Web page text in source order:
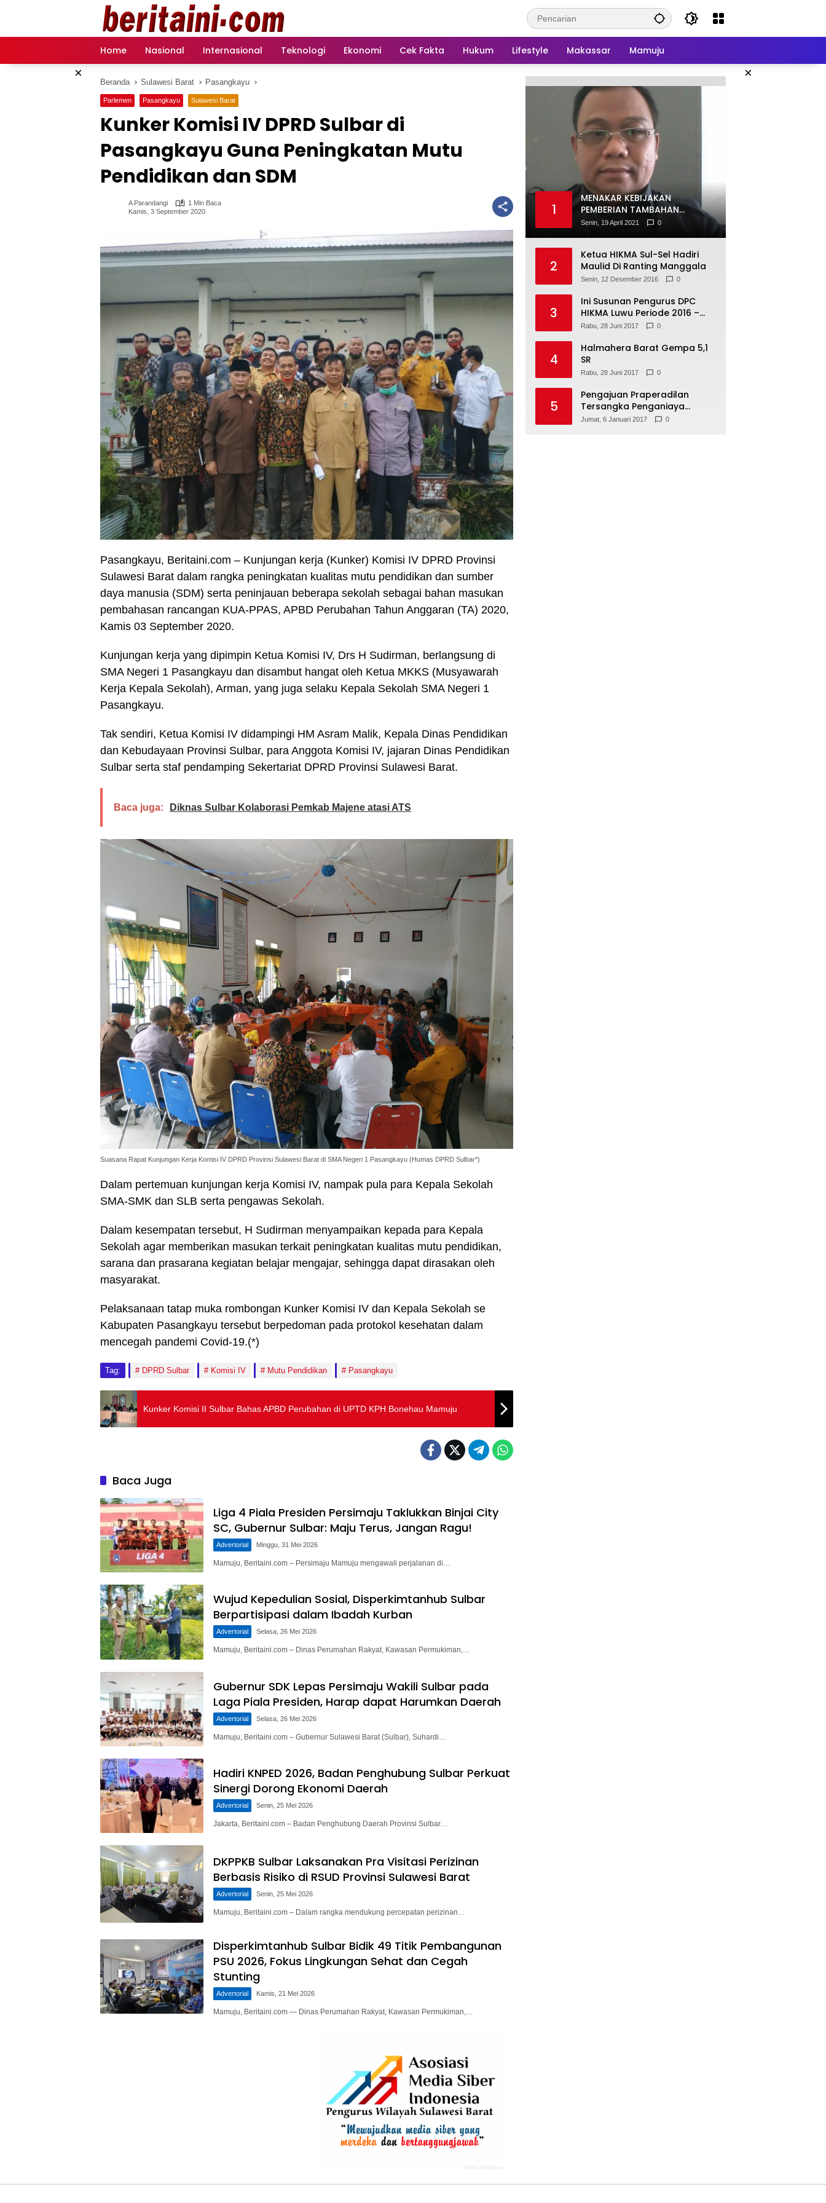
Home Nasional Internasional Teknologi Ekonomi Cek Fakta Hukum Lifestyle Makassar Mamuju
× ×
Beranda Sulawesi Barat Pasangkayu
Parlemen Pasangkayu Sulawesi Barat
Kunker Komisi IV DPRD Sulbar di
Pasangkayu Guna Peningkatan Mutu
Pendidikan dan SDM
A Parandangi
1 Min Baca
Kamis, 3 September 2020
Pasangkayu, Beritaini.com – Kunjungan kerja (Kunker) Komisi IV DPRD Provinsi
Sulawesi Barat dalam rangka peningkatan kualitas mutu pendidikan dan sumber
daya manusia (SDM) serta peninjauan beberapa sekolah sebagai bahan masukan
pembahasan rancangan KUA-PPAS, APBD Perubahan Tahun Anggaran (TA) 2020,
Kamis 03 September 2020.
Kunjungan kerja yang dipimpin Ketua Komisi IV, Drs H Sudirman, berlangsung di
SMA Negeri 1 Pasangkayu dan disambut hangat oleh Ketua MKKS (Musyawarah
Kerja Kepala Sekolah), Arman, yang juga selaku Kepala Sekolah SMA Negeri 1
Pasangkayu.
Tak sendiri, Ketua Komisi IV didampingi HM Asram Malik, Kepala Dinas Pendidikan
dan Kebudayaan Provinsi Sulbar, para Anggota Komisi IV, jajaran Dinas Pendidikan
Sulbar serta staf pendamping Sekertariat DPRD Provinsi Sulawesi Barat.
Baca juga: Diknas Sulbar Kolaborasi Pemkab Majene atasi ATS
Suasana Rapat Kunjungan Kerja Komisi IV DPRD Provinsi Sulawesi Barat di SMA Negeri 1 Pasangkayu (Humas DPRD Sulbar*)
Dalam pertemuan kunjungan kerja Komisi IV, nampak pula para Kepala Sekolah
SMA-SMK dan SLB serta pengawas Sekolah.
Dalam kesempatan tersebut, H Sudirman menyampaikan kepada para Kepala
Sekolah agar memberikan masukan terkait peningkatan kualitas mutu pendidikan,
sarana dan prasarana kegiatan belajar mengajar, sehingga dapat dirasakan oleh
masyarakat.
Pelaksanaan tatap muka rombongan Kunker Komisi IV dan Kepala Sekolah se
Kabupaten Pasangkayu tersebut berpedoman pada protokol kesehatan dalam
mencegah pandemi Covid-19.(*)
Tag: DPRD Sulbar Komisi IV Mutu Pendidikan Pasangkayu
Kunker Komisi II Sulbar Bahas APBD Perubahan di UPTD KPH Bonehau Mamuju
Baca Juga
Liga 4 Piala Presiden Persimaju Taklukkan Binjai City
SC, Gubernur Sulbar: Maju Terus, Jangan Ragu!
Advertorial Minggu, 31 Mei 2026
Mamuju, Beritaini.com – Persimaju Mamuju mengawali perjalanan di…
Wujud Kepedulian Sosial, Disperkimtanhub Sulbar
Berpartisipasi dalam Ibadah Kurban
Advertorial Selasa, 26 Mei 2026
Mamuju, Beritaini.com – Dinas Perumahan Rakyat, Kawasan Permukiman,…
Gubernur SDK Lepas Persimaju Wakili Sulbar pada
Laga Piala Presiden, Harap dapat Harumkan Daerah
Advertorial Selasa, 26 Mei 2026
Mamuju, Beritaini.com – Gubernur Sulawesi Barat (Sulbar), Suhardi…
Hadiri KNPED 2026, Badan Penghubung Sulbar Perkuat
Sinergi Dorong Ekonomi Daerah
Advertorial Senin, 25 Mei 2026
Jakarta, Beritaini.com – Badan Penghubung Daerah Provinsi Sulbar…
DKPPKB Sulbar Laksanakan Pra Visitasi Perizinan
Berbasis Risiko di RSUD Provinsi Sulawesi Barat
Advertorial Senin, 25 Mei 2026
Mamuju, Beritaini.com – Dalam rangka mendukung percepatan perizinan…
Disperkimtanhub Sulbar Bidik 49 Titik Pembangunan
PSU 2026, Fokus Lingkungan Sehat dan Cegah
Stunting
Advertorial Kamis, 21 Mei 2026
Mamuju, Beritaini.com — Dinas Perumahan Rakyat, Kawasan Permukiman,…
1
MENAKAR KEBIJAKAN
PEMBERIAN TAMBAHAN
PENGHASILAN PEGAWAI (TPP)
Senin, 19 April 2021 0
2
Ketua HIKMA Sul-Sel Hadiri
Maulid Di Ranting Manggala
Senin, 12 Desember 2016 0
3
Ini Susunan Pengurus DPC
HIKMA Luwu Periode 2016 –
2021
Rabu, 28 Juni 2017 0
4
Halmahera Barat Gempa 5,1
SR
Rabu, 28 Juni 2017 0
5
Pengajuan Praperadilan
Tersangka Penganiaya
Tamara Bleszynski, Ditolak
Jumat, 6 Januari 2017 0